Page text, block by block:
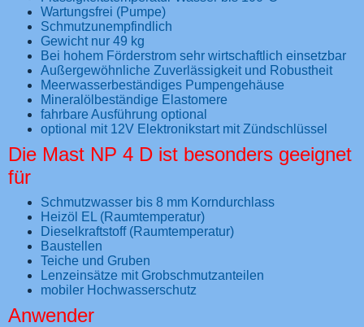
Wartungsfrei (Pumpe)
Schmutzunempfindlich
Gewicht nur 49 kg
Bei hohem Förderstrom sehr wirtschaftlich einsetzbar
Außergewöhnliche Zuverlässigkeit und Robustheit
Meerwasserbeständiges Pumpengehäuse
Mineralölbeständige Elastomere
fahrbare Ausführung optional
optional mit 12V Elektronikstart mit Zündschlüssel
Die Mast NP 4 D ist besonders geeignet
für
Schmutzwasser bis 8 mm Korndurchlass
Heizöl EL (Raumtemperatur)
Dieselkraftstoff (Raumtemperatur)
Baustellen
Teiche und Gruben
Lenzeinsätze mit Grobschmutzanteilen
mobiler Hochwasserschutz
Anwender